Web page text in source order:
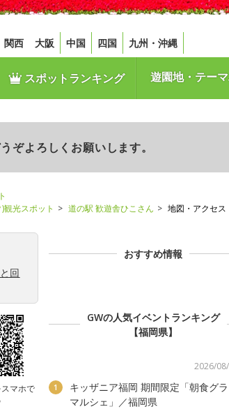
関西 大阪 中国 四国 九州・沖縄
スポットランキング 遊園地・テー
ぞよろしくお願いします。
観光スポット 道の駅 歓遊舎ひこさん 地図・アクセス
回
マホで
おすすめ情報
GWの人気イベントランキング
【福岡県】
2026/
1
キッザニア福岡 期間限定「朝食グ
マルシェ」／福岡県